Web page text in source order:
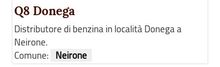
Q8 Donega
Distributore di benzina in località Donega a
Neirone.
Comune:
Neirone